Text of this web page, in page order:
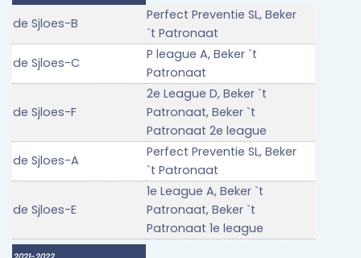
de Sjloes-B
Perfect Preventie SL, Beker
`t Patronaat
de Sjloes-C
P league A, Beker `t
Patronaat
de Sjloes-F
2e League D, Beker `t
Patronaat, Beker `t
Patronaat 2e league
de Sjloes-A
Perfect Preventie SL, Beker
`t Patronaat
de Sjloes-E
1e League A, Beker `t
Patronaat, Beker `t
Patronaat 1e league